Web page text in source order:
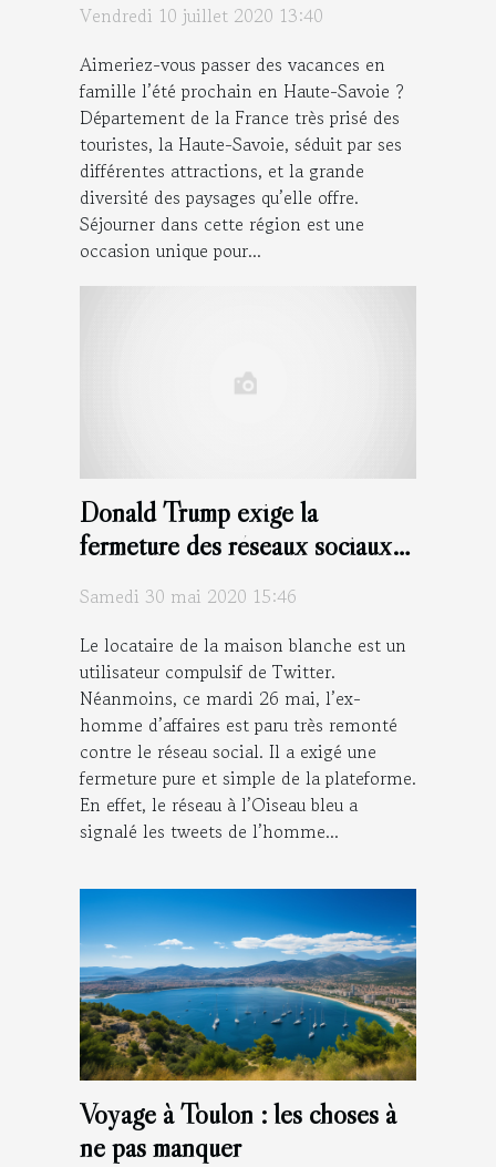
Vendredi 10 juillet 2020 13:40
Aimeriez-vous passer des vacances en
famille l’été prochain en Haute-Savoie ?
Département de la France très prisé des
touristes, la Haute-Savoie, séduit par ses
différentes attractions, et la grande
diversité des paysages qu’elle offre.
Séjourner dans cette région est une
occasion unique pour...
Donald Trump exige la
fermeture des réseaux sociaux
Samedi 30 mai 2020 15:46
Le locataire de la maison blanche est un
utilisateur compulsif de Twitter.
Néanmoins, ce mardi 26 mai, l’ex-
homme d’affaires est paru très remonté
contre le réseau social. Il a exigé une
fermeture pure et simple de la plateforme.
En effet, le réseau à l’Oiseau bleu a
signalé les tweets de l’homme...
Voyage à Toulon : les choses à
ne pas manquer